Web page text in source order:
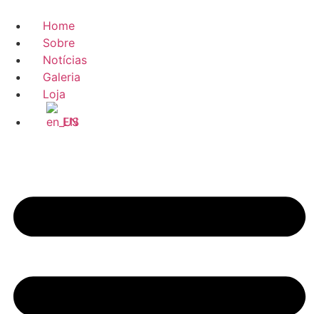
Home
Sobre
Notícias
Galeria
Loja
EN